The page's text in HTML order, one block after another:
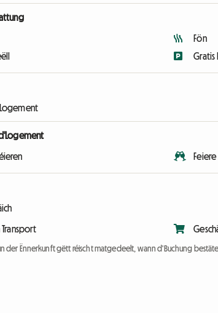
Fön
Gratis
Transport
der Ënnerkunft gëtt réischt matgedeelt, wann d'Buchung